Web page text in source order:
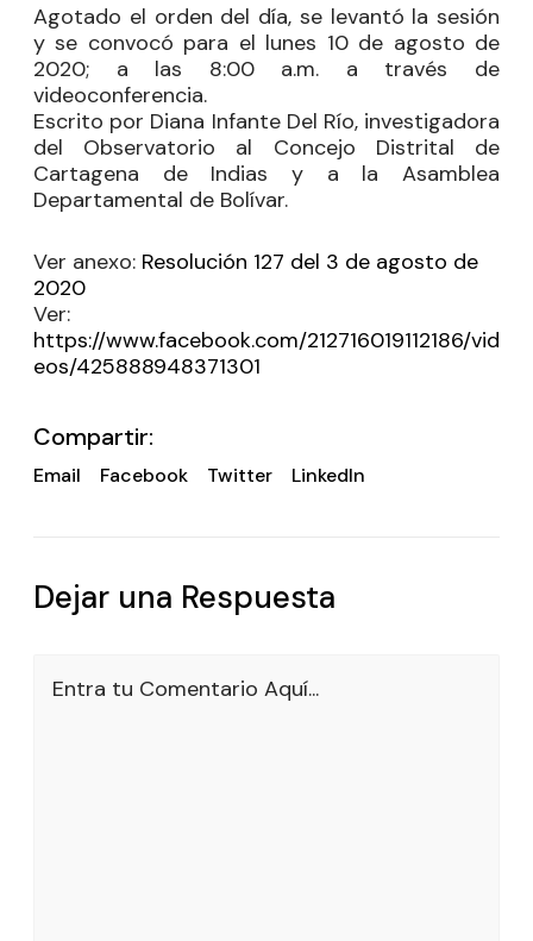
Agotado el orden del día, se levantó la sesión
y se convocó para el lunes 10 de agosto de
2020; a las 8:00 a.m. a través de
videoconferencia.
Escrito por Diana Infante Del Río, investigadora
del Observatorio al Concejo Distrital de
Cartagena de Indias y a la Asamblea
Departamental de Bolívar.
Ver anexo: Resolución 127 del 3 de agosto de
2020
Ver:
https://www.facebook.com/212716019112186/vid
eos/425888948371301
Compartir:
Email Facebook Twitter LinkedIn
Dejar una Respuesta
Entra tu Comentario Aquí...